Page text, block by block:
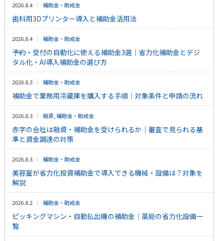
2026.8.4 補助金・助成金
歯科用3Dプリンター導入と補助金活用法
2026.8.4 補助金・助成金
予約・受付の自動化に使える補助金3選｜省力化補助金とデジ
タル化・AI導入補助金の選び方
2026.8.3 補助金・助成金
補助金で業務用冷蔵庫を購入する手順｜対象条件と申請の流れ
2026.8.3 融資, 補助金・助成金
赤字の会社は融資・補助金を受けられるか｜審査で見られる基
準と資金調達の対策
2026.8.3 補助金・助成金
美容室が省力化投資補助金で導入できる機械・設備は？対象を
解説
2026.8.2 補助金・助成金
ピッキングマシン・自動払出機の補助金｜薬局の省力化設備一
覧